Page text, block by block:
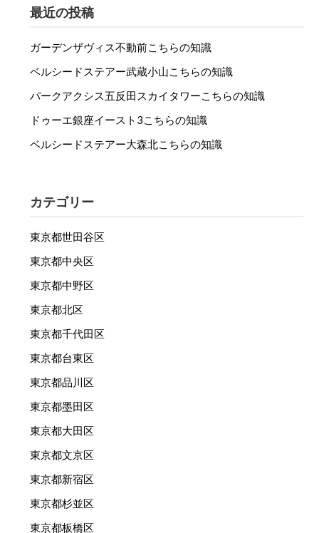
最近の投稿
ガーデンザヴィス不動前こちらの知識
ベルシードステアー武蔵小山こちらの知識
パークアクシス五反田スカイタワーこちらの知識
ドゥーエ銀座イースト3こちらの知識
ベルシードステアー大森北こちらの知識
カテゴリー
東京都世田谷区
東京都中央区
東京都中野区
東京都北区
東京都千代田区
東京都台東区
東京都品川区
東京都墨田区
東京都大田区
東京都文京区
東京都新宿区
東京都杉並区
東京都板橋区